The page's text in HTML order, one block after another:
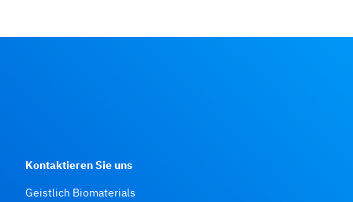
Kontaktieren Sie uns
Geistlich Biomaterials